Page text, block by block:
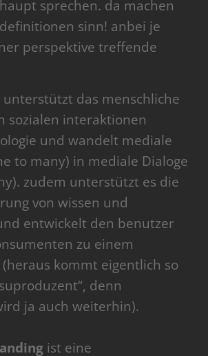
sprechen. da machen
sinn! anbei je
perspektive treffende
unterstützt das menschliche
sozialen interaktionen
und wandelt mediale
to many) in mediale Dialoge
zudem unterstützt es die
von wissen und
entwickelt den benutzer
zu einem
kommt eigentlich so
denn
ja auch weiterhin).
ist eine